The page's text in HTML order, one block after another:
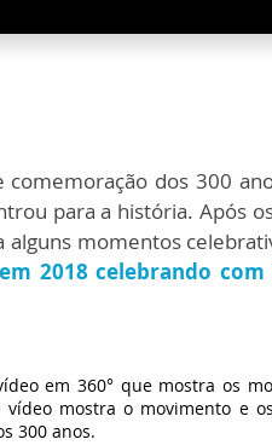
comemoração dos 300
para a história. Após
alguns momentos
2018 celebrando
em 360° que mostra os
mostra o movimento e
300 anos.